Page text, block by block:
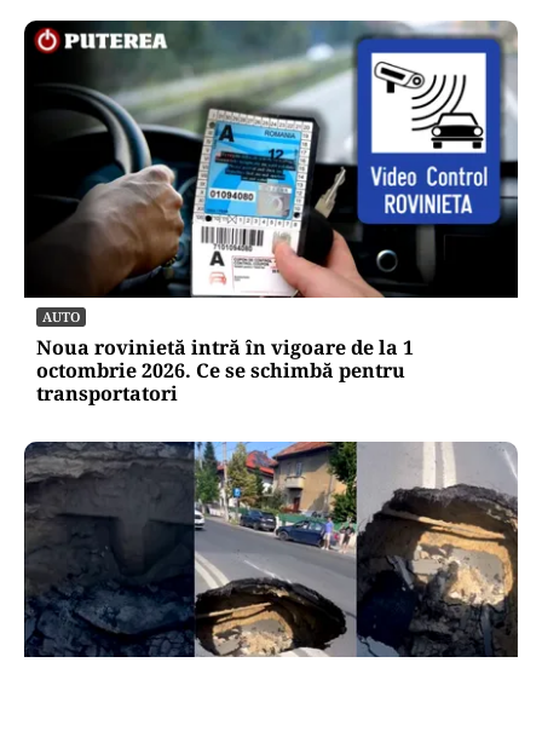
AUTO
Noua rovinietă intră în vigoare de la 1
octombrie 2026. Ce se schimbă pentru
transportatori